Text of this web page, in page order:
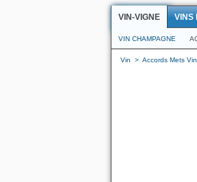
VIN-VIGNE VINS
VIN CHAMPAGNE
Vin > Accords Mets